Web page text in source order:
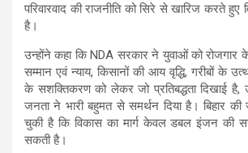
परिवारवाद की राजनीति को सिरे से खारिज करते हुए
है।
उन्होंने कहा कि NDA सरकार ने युवाओं को
सम्मान एवं न्याय, किसानों की आय वृद्धि, गरीबों के
के सशक्तिकरण को लेकर जो प्रतिबद्धता दिखाई है,
जनता ने भारी बहुमत से समर्थन दिया है। बिहार
चुकी है कि विकास का मार्ग केवल डबल इंजन की
सकती है।